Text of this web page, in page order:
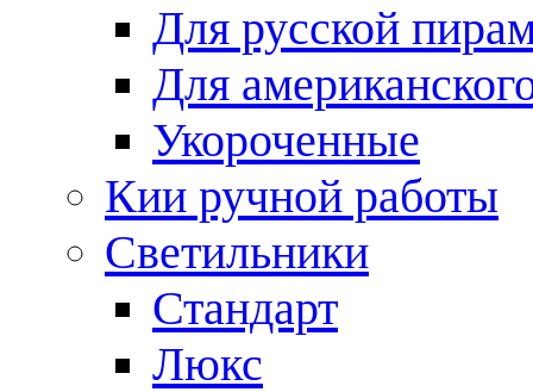
Для русской
Для
Укороченные
Кии ручной работы
Светильники
Стандарт
Люкс